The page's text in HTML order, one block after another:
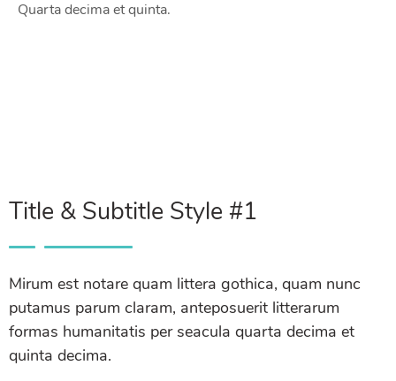
Quarta decima et quinta.
Title & Subtitle Style #1
Mirum est notare quam littera gothica, quam nunc
putamus parum claram, anteposuerit litterarum
formas humanitatis per seacula quarta decima et
quinta decima.